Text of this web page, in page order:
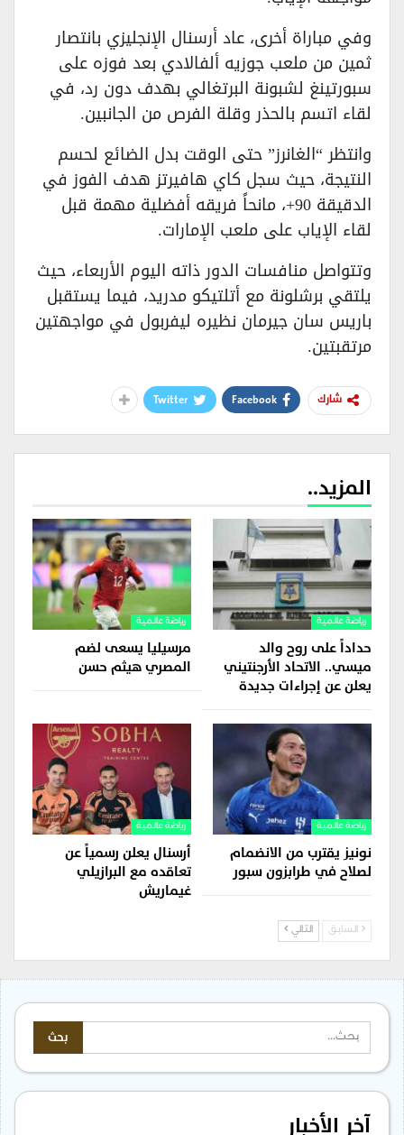
وفي مباراة أخرى، عاد أرسنال الإنجليزي بانتصار
ثمين من ملعب جوزيه ألفالادي بعد فوزه على
سبورتينغ لشبونة البرتغالي بهدف دون رد، في
لقاء اتسم بالحذر وقلة الفرص من الجانبين.
وانتظر “الغانرز” حتى الوقت بدل الضائع لحسم
النتيجة، حيث سجل كاي هافيرتز هدف الفوز في
الدقيقة 90+، مانحاً فريقه أفضلية مهمة قبل
لقاء الإياب على ملعب الإمارات.
وتتواصل منافسات الدور ذاته اليوم الأربعاء، حيث
يلتقي برشلونة مع أتلتيكو مدريد، فيما يستقبل
باريس سان جيرمان نظيره ليفربول في مواجهتين
مرتقبتين.
شارك Facebook
Twitter
المزيد..
رياضة عالمية
حداداً على روح والد
ميسي.. الاتحاد الأرجنتيني
يعلن عن إجراءات جديدة
رياضة عالمية
مرسيليا يسعى لضم
المصري هيثم حسن
رياضة عالمية
نونيز يقترب من الانضمام
لصلاح في طرابزون سبور
رياضة عالمية
أرسنال يعلن رسمياً عن
تعاقده مع البرازيلي
غيماريش
السابق التالي
آخر الأخبار